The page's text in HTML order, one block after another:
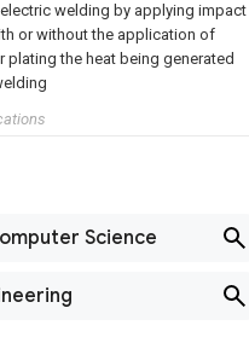
welding by applying impact
or without the application of
plating the heat being generated
Science